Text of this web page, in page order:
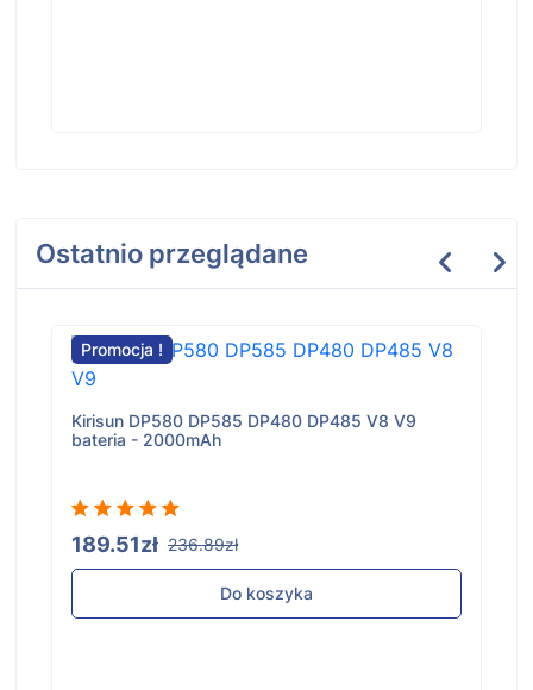
Ostatnio przeglądane
Promocja !
Kirisun DP580 DP585 DP480 DP485 V8 V9
bateria - 2000mAh
189.51zł 236.89zł
Do koszyka